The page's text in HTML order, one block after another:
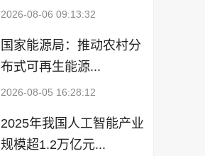
2026-08-06 09:13:32
国家能源局：推动农村分
布式可再生能源...
2026-08-05 16:28:12
2025年我国人工智能产业
规模超1.2万亿元...